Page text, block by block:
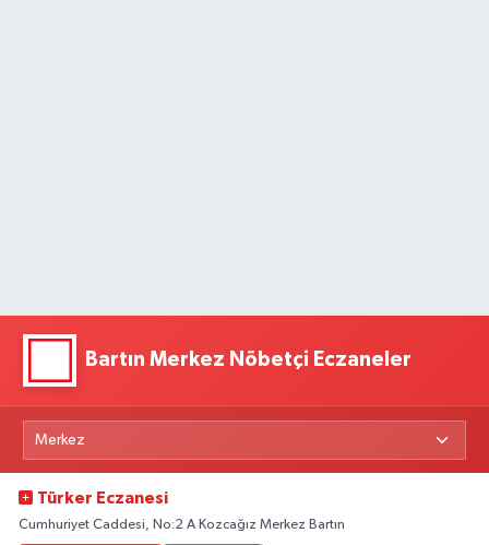
Bartın Merkez Nöbetçi Eczaneler
Türker Eczanesi
Cumhuriyet Caddesi, No:2 A Kozcağız Merkez Bartın